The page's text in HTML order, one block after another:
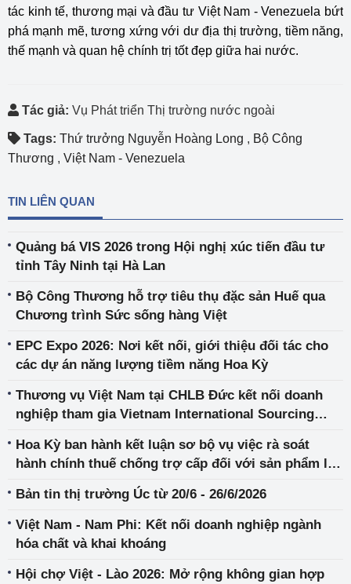
tác kinh tế, thương mại và đầu tư Việt Nam - Venezuela bứt
phá mạnh mẽ, tương xứng với dư địa thị trường, tiềm năng,
thế mạnh và quan hệ chính trị tốt đẹp giữa hai nước.
Tác giả: Vụ Phát triển Thị trường nước ngoài
Tags: Thứ trưởng Nguyễn Hoàng Long , Bộ Công
Thương , Việt Nam - Venezuela
TIN LIÊN QUAN
Quảng bá VIS 2026 trong Hội nghị xúc tiến đầu tư
tỉnh Tây Ninh tại Hà Lan
Bộ Công Thương hỗ trợ tiêu thụ đặc sản Huế qua
Chương trình Sức sống hàng Việt
EPC Expo 2026: Nơi kết nối, giới thiệu đối tác cho
các dự án năng lượng tiềm năng Hoa Kỳ
Thương vụ Việt Nam tại CHLB Đức kết nối doanh
nghiệp tham gia Vietnam International Sourcing
Hoa Kỳ ban hành kết luận sơ bộ vụ việc rà soát
hành chính thuế chống trợ cấp đối với sản phẩm lốp
xe nhập khẩu từ Việt Nam
Bản tin thị trường Úc từ 20/6 - 26/6/2026
Việt Nam - Nam Phi: Kết nối doanh nghiệp ngành
hóa chất và khai khoáng
Hội chợ Việt - Lào 2026: Mở rộng không gian hợp